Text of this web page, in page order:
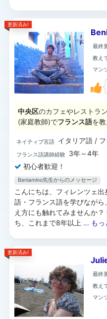
更新済み!
最終
教え
マン
中央区のカフェやレストラ
(家庭教師)でフランス語を教
ネイティブ言語 イタリア語 /
フランス語講師経験
3年～4年
初心者歓迎！
Beniamino先生からのメッセージ
こんにちは、フィレンツェ
語・フランス語を学びなが
え方にも触れてみませんか
ち、これまで8年以上 ... もっ
更新済み!
最終
教え
マン